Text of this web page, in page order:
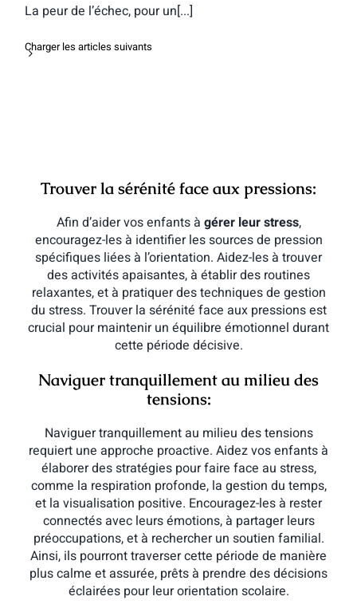
La peur de l’échec, pour un[...]
Charger les articles suivants
Trouver la sérénité face aux pressions:
Afin d’aider vos enfants à gérer leur stress,
encouragez-les à identifier les sources de pression
spécifiques liées à l’orientation. Aidez-les à trouver
des activités apaisantes, à établir des routines
relaxantes, et à pratiquer des techniques de gestion
du stress. Trouver la sérénité face aux pressions est
crucial pour maintenir un équilibre émotionnel durant
cette période décisive.
Naviguer tranquillement au milieu des
tensions:
Naviguer tranquillement au milieu des tensions
requiert une approche proactive. Aidez vos enfants à
élaborer des stratégies pour faire face au stress,
comme la respiration profonde, la gestion du temps,
et la visualisation positive. Encouragez-les à rester
connectés avec leurs émotions, à partager leurs
préoccupations, et à rechercher un soutien familial.
Ainsi, ils pourront traverser cette période de manière
plus calme et assurée, prêts à prendre des décisions
éclairées pour leur orientation scolaire.